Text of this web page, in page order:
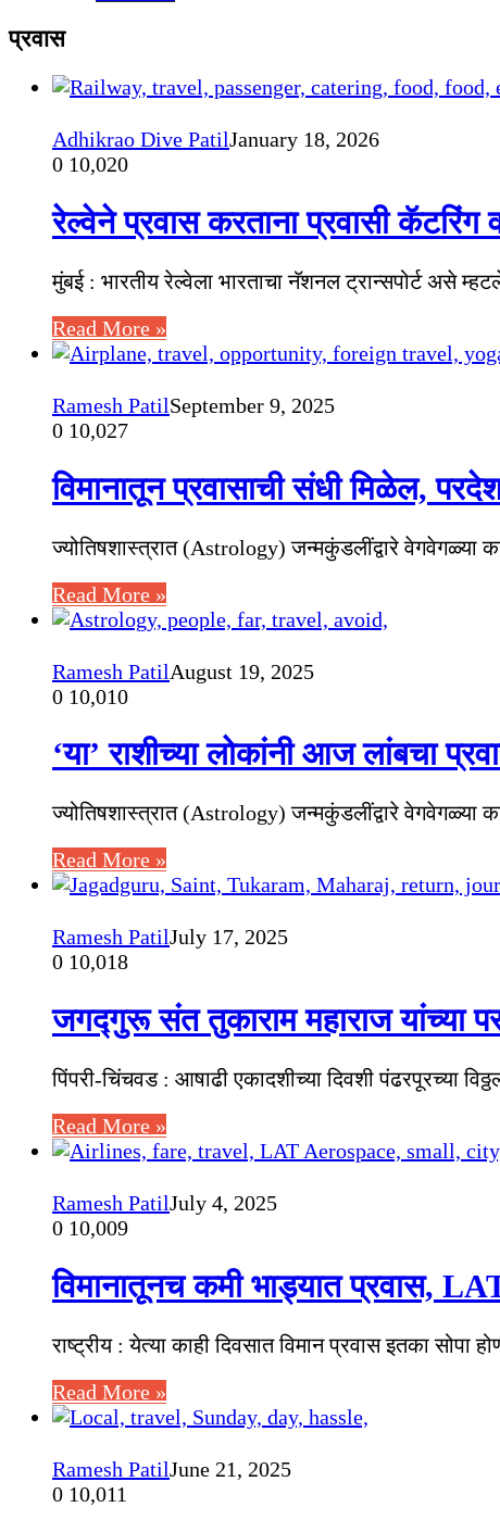
प्रवास
Adhikrao Dive PatilJanuary 18, 2026
0 10,020
रेल्वेने प्रवास करताना प्रवासी कॅटरिंग
मुंबई : भारतीय रेल्वेला भारताचा नॅशनल ट्रान्सपोर्ट असे
Read More »
Ramesh PatilSeptember 9, 2025
0 10,027
विमानातून प्रवासाची संधी मिळेल,
ज्योतिषशास्त्रात (Astrology) जन्मकुंडलींद्वारे वेगवेगळ्या
Read More »
Ramesh PatilAugust 19, 2025
0 10,010
‘या’ राशीच्या लोकांनी आज लांबचा
ज्योतिषशास्त्रात (Astrology) जन्मकुंडलींद्वारे वेगवेगळ्या
Read More »
Ramesh PatilJuly 17, 2025
0 10,018
जगद्गुरू संत तुकाराम महाराज यांच्या
पिंपरी-चिंचवड : आषाढी एकादशीच्या दिवशी पंढरपूरच्या
Read More »
Ramesh PatilJuly 4, 2025
0 10,009
विमानातूनच कमी भाड्यात प्रवास,
राष्ट्रीय : येत्या काही दिवसात विमान प्रवास इतका
Read More »
Ramesh PatilJune 21, 2025
0 10,011